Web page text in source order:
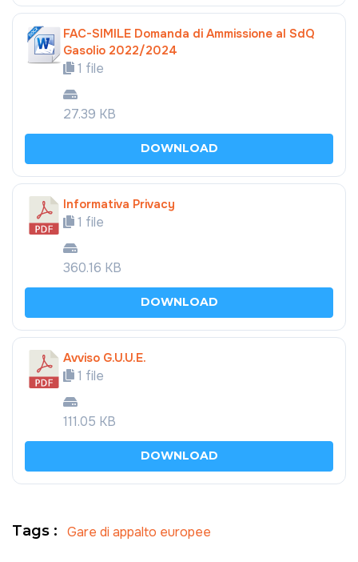
FAC-SIMILE Domanda di Ammissione al SdQ
Gasolio 2022/2024
1 file
27.39 KB
DOWNLOAD
Informativa Privacy
1 file
360.16 KB
DOWNLOAD
Avviso G.U.U.E.
1 file
111.05 KB
DOWNLOAD
Tags : Gare di appalto europee